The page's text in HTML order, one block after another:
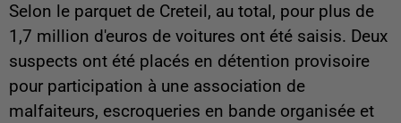
Selon le parquet de Creteil, au total, pour plus de
1,7 million d'euros de voitures ont été saisis. Deux
suspects ont été placés en détention provisoire
pour participation à une association de
malfaiteurs, escroqueries en bande organisée et